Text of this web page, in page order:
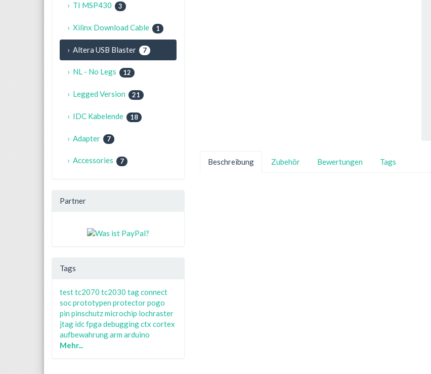
› TI MSP430 3
› Xilinx Download Cable 1
› Altera USB Blaster 7
› NL - No Legs 12
› Legged Version 21
› IDC Kabelende 18
› Adapter 7
› Accessories 7
Partner
Tags
testtc2070 tc2030 tag connect
socprototypen protectorpogo
pin pinschutzmicrochip lochraster
jtag idcfpga debuggingctx cortex
aufbewahrungarm arduino
Mehr...
Beschreibung Zubehör Bewertungen Tags